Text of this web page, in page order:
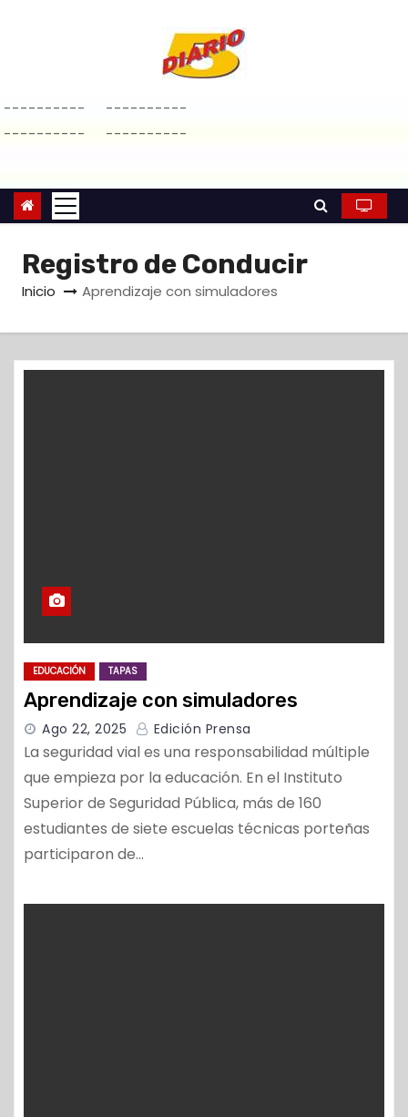
a
r
l
----------
----------
----------
----------
Registro de Conducir
Inicio Aprendizaje con simuladores
EDUCACIÓN TAPAS
Aprendizaje con simuladores
Ago 22, 2025 Edición Prensa
La seguridad vial es una responsabilidad múltiple
que empieza por la educación. En el Instituto
Superior de Seguridad Pública, más de 160
estudiantes de siete escuelas técnicas porteñas
participaron de…